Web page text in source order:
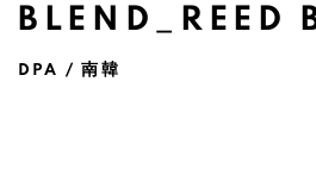
BLEND_REED
DPA / 南韓